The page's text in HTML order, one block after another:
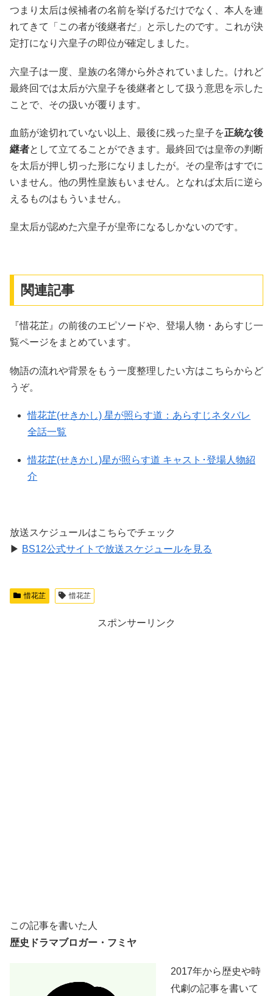
つまり太后は候補者の名前を挙げるだけでなく、本人を連
れてきて「この者が後継者だ」と示したのです。これが決
定打になり六皇子の即位が確定しました。
六皇子は一度、皇族の名簿から外されていました。けれど
最終回では太后が六皇子を後継者として扱う意思を示した
ことで、その扱いが覆ります。
血筋が途切れていない以上、最後に残った皇子を正統な後
継者として立てることができます。最終回では皇帝の判断
を太后が押し切った形になりましたが。その皇帝はすでに
いません。他の男性皇族もいません。となれば太后に逆ら
えるものはもういません。
皇太后が認めた六皇子が皇帝になるしかないのです。
関連記事
『惜花芷』の前後のエピソードや、登場人物・あらすじ一
覧ページをまとめています。
物語の流れや背景をもう一度整理したい方はこちらからど
うぞ。
惜花芷(せきかし) 星が照らす道：あらすじネタバレ
全話一覧
惜花芷(せきかし)星が照らす道 キャスト･登場人物紹
介
放送スケジュールはこちらでチェック
▶ BS12公式サイトで放送スケジュールを見る
惜花芷 惜花芷
スポンサーリンク
この記事を書いた人
歴史ドラマブロガー・フミヤ
2017年から歴史や時
代劇の記事を書いて